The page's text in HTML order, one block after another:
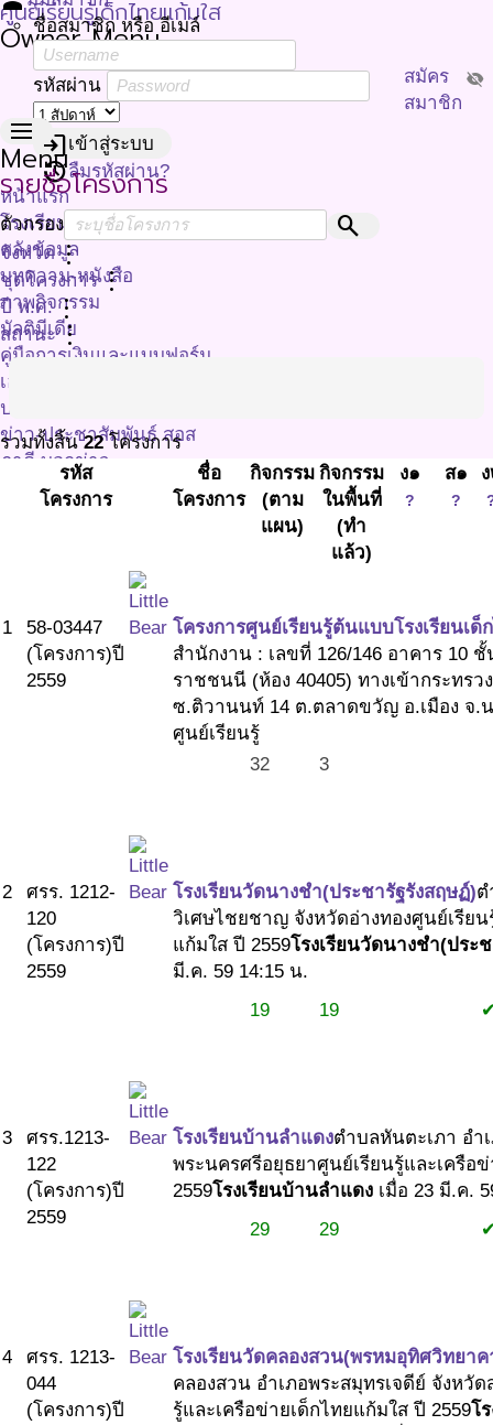
ศูนย์เรียนรู้เด็กไทยแก้มใส
Owner Menu
ชื่อสมาชิก หรือ อีเมล์
รหัสผ่าน visibility_off
loginเข้าสู่ระบบ
restoreลืมรหัสผ่าน?
สมัคร
สมาชิก
menu
Menu
หน้าแรก
โรงเรียนมาตรฐานจัดการอาหาร
คลังข้อมูล
บทความ-หนังสือ
ภาพกิจกรรม
มัลติมีเดีย
คู่มือการเงินและแบบฟอร์ม
เอกสารประกอบการประชุม
ประชาสัมพันธ์
ข่าว-ประชาสัมพันธ์ สอส
ภาคี บอกข่าว
เกี่ยวกับเรา
คณะกรรมการกำกับทิศ
ติดค่อ ศูนย์ประสานงานเด็กไทยแก้มใส
ติดต่อ โรงเรียนศูนย์เรียนรู้ฯ
ลิ้งค์ที่เกี่ยวข้อง
รายชื่อโครงการ
ตัวกรอง search
จังหวัดmore_vert
ชุดโครงการmore_vert
ปี พ.ศ.more_vert
สถานะmore_vert
รวมทั้งสิ้น22โครงการ
รหัส
โครงการ
ชื่อ
โครงการ
กิจกรรม
(ตาม
แผน)
กิจกรรม
ในพื้นที่
(ทำ
แล้ว)
ง๑
?
ส๑
?
1
58-03447
(โครงการ)ปี
2559
โครงการศูนย์เรียนรู้ต้นแบบโรงเรียนเด็
สำนักงาน : เลขที่ 126/146 อาคาร 10
ราชชนนี (ห้อง 40405) ทางเข้ากระทร
ซ.ติวานนท์ 14 ต.ตลาดขวัญ อ.เมือง จ.
ศูนย์เรียนรู้
32
3
2
ศรร. 1212-
120
(โครงการ)ปี
2559
โรงเรียนวัดนางชำ(ประชารัฐรังสฤษฏ์)ต
วิเศษไชยชาญ จังหวัดอ่างทองศูนย์เรียน
แก้มใส ปี 2559โรงเรียนวัดนางชำ(ประ
มี.ค. 59 14:15 น.
19
19
3
ศรร.1213-
122
(โครงการ)ปี
2559
โรงเรียนบ้านลำแดงตำบลหันตะเภา อำ
พระนครศรีอยุธยาศูนย์เรียนรู้และเครือ
2559โรงเรียนบ้านลำแดง เมื่อ 23 มี.ค.
29
29
4
ศรร. 1213-
044
(โครงการ)ปี
โรงเรียนวัดคลองสวน(พรหมอุทิศวิทยาค
คลองสวน อำเภอพระสมุทรเจดีย์ จังหวั
รู้และเครือข่ายเด็กไทยแก้มใส ปี 2559โ